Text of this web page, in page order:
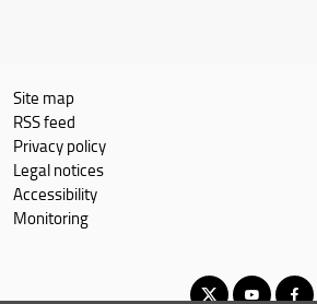
Schedules & Calendars
Site map
RSS feed
Privacy policy
Legal notices
Accessibility
Monitoring